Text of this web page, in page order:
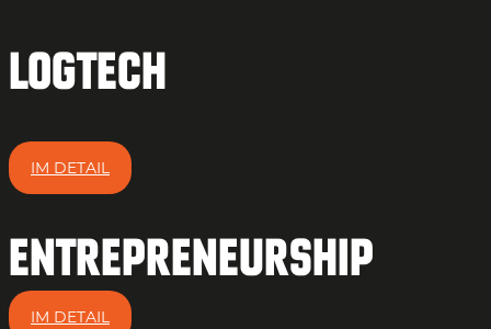
LogTech
IM DETAIL
Entrepreneurship
IM DETAIL